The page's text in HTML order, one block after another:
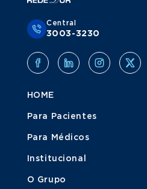
Central
3003-3230
HOME
Para Pacientes
Para Médicos
Institucional
O Grupo